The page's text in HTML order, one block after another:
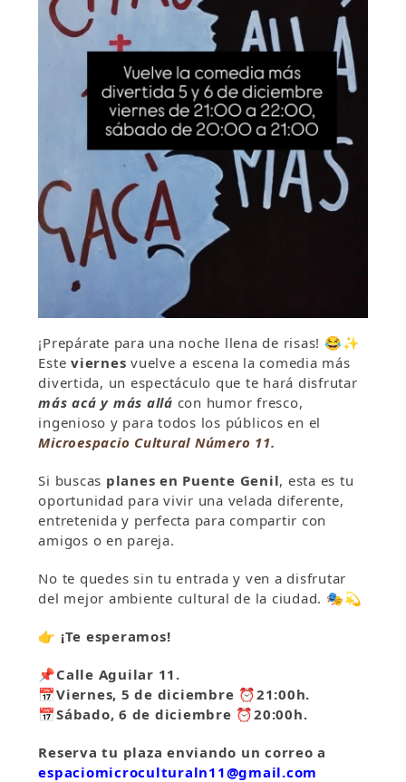
¡Prepárate para una noche llena de risas! 😂✨
Esteviernes vuelve a escena la comedia más
divertida, un espectáculo que te hará disfrutar
más acá y más allá con humor fresco,
ingenioso y para todos los públicos en el
Microespacio Cultural Número 11.
Si buscas planes en Puente Genil, esta es tu
oportunidad para vivir una velada diferente,
entretenida y perfecta para compartir con
amigos o en pareja.
No te quedes sin tu entrada y ven a disfrutar
del mejor ambiente cultural de la ciudad. 🎭💫
👉 ¡Te esperamos!
📌Calle Aguilar 11.
📅Viernes, 5 de diciembre ⏰21:00h.
📅Sábado, 6 de diciembre ⏰20:00h.
Reserva tu plaza enviando un correo a
espaciomicroculturaln11@gmail.com